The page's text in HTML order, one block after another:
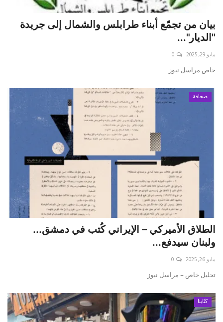
بيان من تجمّع أبناء طرابلس والشمال إلى جريدة
"الديار"...
مايو 29, 2025 0
خاص مراسل نيوز
صحافة
الطلاق الأميركي – الإيراني كُتب في دمشق...
ولبنان سيدفع...
مايو 26, 2025 0
تحليل خاص – مراسل نيوز
كتّابنا